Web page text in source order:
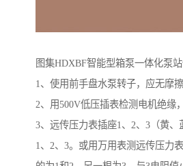
图集HDXBF智能型箱泵一体化泵站
1、使用前手盘水泵转子，应无摩擦
2、用500V低压插表检测电机绝缘
3、远传压力表插座1、2、3（黄
1、2、3。或用万用表测远传压力